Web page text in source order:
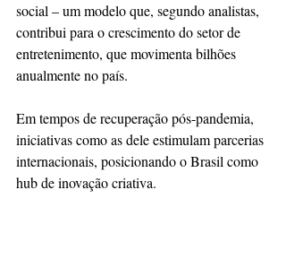
social – um modelo que, segundo analistas,
contribui para o crescimento do setor de
entretenimento, que movimenta bilhões
anualmente no país.
Em tempos de recuperação pós-pandemia,
iniciativas como as dele estimulam parcerias
internacionais, posicionando o Brasil como
hub de inovação criativa.